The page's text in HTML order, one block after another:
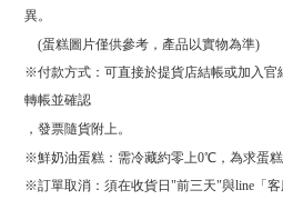
異。
(蛋糕圖片僅供參考，產品以實物為準)
※付款方式：可直接於提貨店結帳或加入官
轉帳並確認
，發票隨貨附上。
※鮮奶油蛋糕：需冷藏約零上0℃，為求蛋糕
※訂單取消：須在收貨日"前三天"與line「客